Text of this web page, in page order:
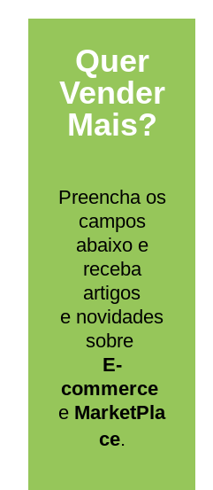
Quer
Vender
Mais?
Preencha os
campos
abaixo e
receba
artigos
e novidades
sobre
E-
commerce
e MarketPla
ce.